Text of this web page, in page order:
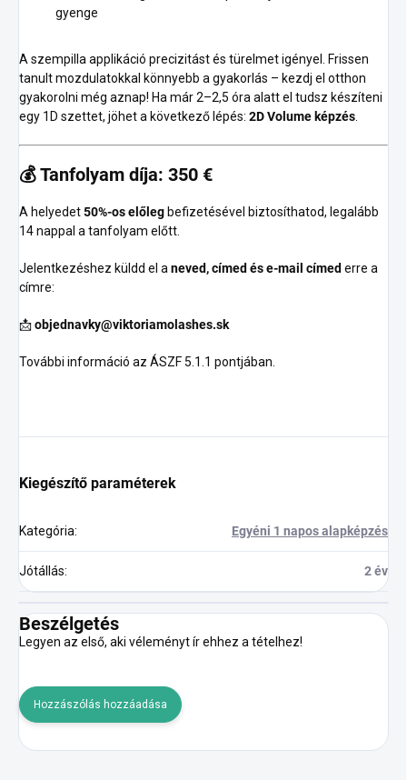
gyenge
A szempilla applikáció precizitást és türelmet igényel. Frissen
tanult mozdulatokkal könnyebb a gyakorlás – kezdj el otthon
gyakorolni még aznap! Ha már 2–2,5 óra alatt el tudsz készíteni
egy 1D szettet, jöhet a következő lépés: 2D Volume képzés.
💰Tanfolyam díja: 350 €
A helyedet50%-os előleg befizetésével biztosíthatod, legalább
14 nappal a tanfolyam előtt.
Jelentkezéshez küldd el aneved, címed és e-mail címed erre a
címre:
📩objednavky@viktoriamolashes.sk
További információ az ÁSZF 5.1.1 pontjában.
Kiegészítő paraméterek
Kategória: Egyéni 1 napos alapképzés
Jótállás: 2 év
Beszélgetés
Legyen az első, aki véleményt ír ehhez a tételhez!
Hozzászólás hozzáadása